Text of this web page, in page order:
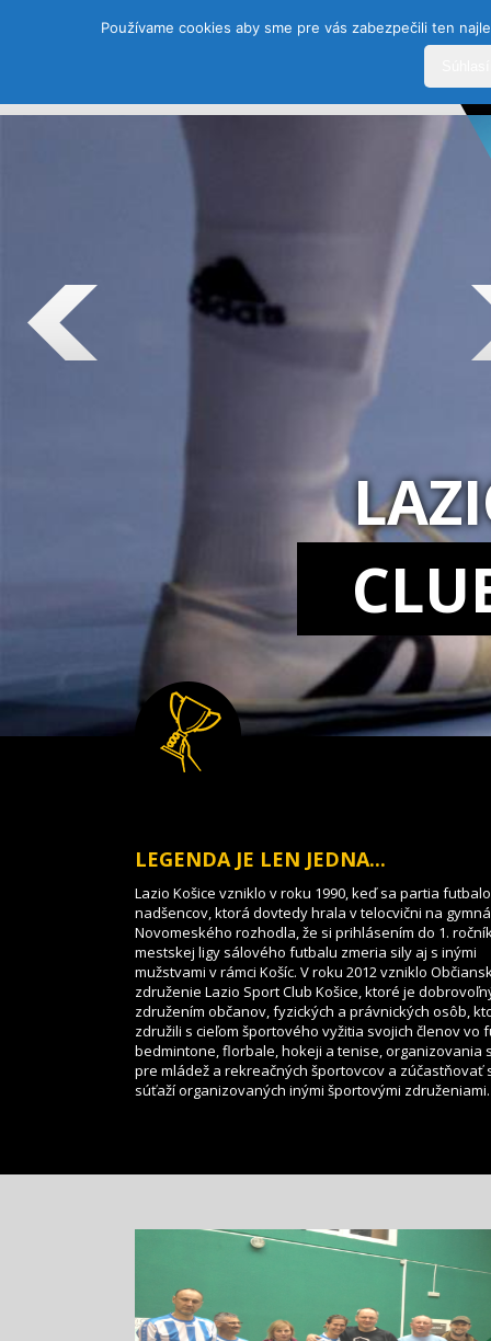
LEGENDA JE LEN JEDNA...
Lazio Košice vzniklo v roku 1990, keď sa partia
nadšencov, ktorá dovtedy hrala v telocvični na
Novomeského rozhodla, že si prihlásením do 1.
mestskej ligy sálového futbalu zmeria sily aj s inými
mužstvami v rámci Košíc. V roku 2012 vzniklo
združenie Lazio Sport Club Košice, ktoré je
združením občanov, fyzických a právnických osôb,
združili s cieľom športového vyžitia svojich členov vo
bedmintone, florbale, hokeji a tenise, organizovania
pre mládež a rekreačných športovcov a zúčastňovať
súťaží organizovaných inými športovými združeniami.
Používame cookies aby sme pre vás zabezpečili ten